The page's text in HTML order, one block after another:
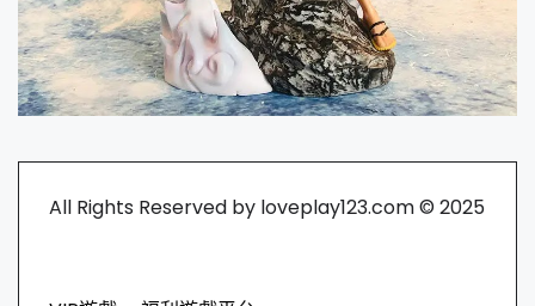
All Rights Reserved by loveplay123.com © 2025